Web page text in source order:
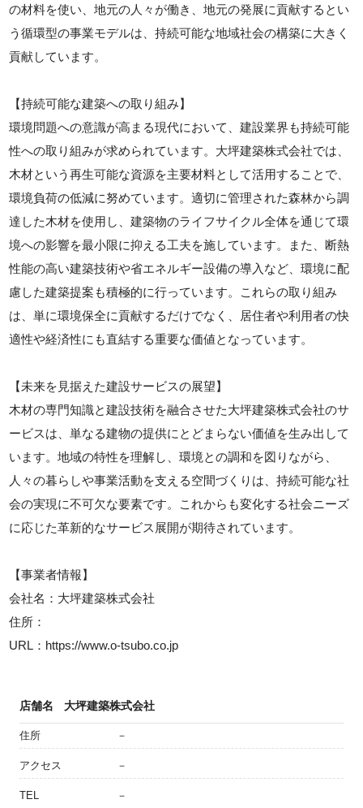
の材料を使い、地元の人々が働き、地元の発展に貢献するとい
う循環型の事業モデルは、持続可能な地域社会の構築に大きく
貢献しています。
【持続可能な建築への取り組み】
環境問題への意識が高まる現代において、建設業界も持続可能
性への取り組みが求められています。大坪建築株式会社では、
木材という再生可能な資源を主要材料として活用することで、
環境負荷の低減に努めています。適切に管理された森林から調
達した木材を使用し、建築物のライフサイクル全体を通じて環
境への影響を最小限に抑える工夫を施しています。また、断熱
性能の高い建築技術や省エネルギー設備の導入など、環境に配
慮した建築提案も積極的に行っています。これらの取り組み
は、単に環境保全に貢献するだけでなく、居住者や利用者の快
適性や経済性にも直結する重要な価値となっています。
【未来を見据えた建設サービスの展望】
木材の専門知識と建設技術を融合させた大坪建築株式会社のサ
ービスは、単なる建物の提供にとどまらない価値を生み出して
います。地域の特性を理解し、環境との調和を図りながら、
人々の暮らしや事業活動を支える空間づくりは、持続可能な社
会の実現に不可欠な要素です。これからも変化する社会ニーズ
に応じた革新的なサービス展開が期待されています。
【事業者情報】
会社名：大坪建築株式会社
住所：
URL：https://www.o-tsubo.co.jp
店舗名 大坪建築株式会社
住所 －
アクセス －
TEL －